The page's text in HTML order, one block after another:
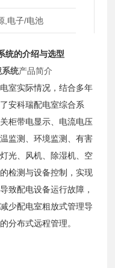
,电子/电池
统的介绍与选型
统产品简介
室实际情况，结合多年
安科瑞配电室综合系
柜带电显示、电流电压
监测、环境监测、有害
光、风机、除湿机、空
检测与设备控制，实现
致配电设备运行故障，
少配电室粗放式管理导
分布式远程管理。